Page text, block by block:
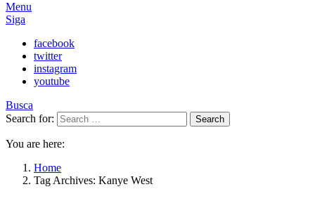
Menu
Siga
facebook
twitter
instagram
youtube
Busca
Search for:
Search
You are here:
Home
Tag Archives: Kanye West